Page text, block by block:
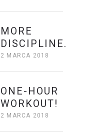
MORE
DISCIPLINE.
2 MARCA 2018
ONE-HOUR
WORKOUT!
2 MARCA 2018